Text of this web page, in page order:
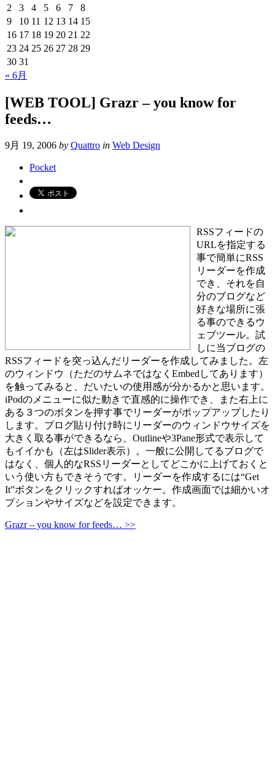
2
3 4 5 6 7
8
9
10 11 12 13 14 15
16 17 18 19 20 21 22
23 24 25 26 27 28 29
30 31
« 6月
[WEB TOOL] Grazr – you know for
feeds…
9月 19, 2006 by Quattro in Web Design
Pocket
RSSフィードの
URLを指定する
事で簡単にRSS
リーダーを作成
でき、それを自
分のブログなど
好きな場所に張
る事のできるウ
ェブツール。試
しに当ブログの
RSSフィードを突っ込んだリーダーを作成してみました。左
のウィンドウ（ただのサムネではなくEmbedしてあります）
を触ってみると、だいたいの使用感が分かるかと思います。
iPodのメニューに似た動きで直感的に操作でき、また右上に
ある３つのボタンを押す事でリーダーがポップアップしたり
します。ブログ貼り付け時にリーダーのウィンドウサイズを
大きく取る事ができるなら、Outlineや3Pane形式で表示して
もイイかも（左はSlider表示）。一般に公開してるブログで
はなく、個人的なRSSリーダーとしてどこかに上げておくと
いう使い方もできそうです。リーダーを作成するには“Get
It”ボタンをクリックすればオッケー。作成画面では細かいオ
プションやサイズなどを設定できます。
Grazr – you know for feeds… >>